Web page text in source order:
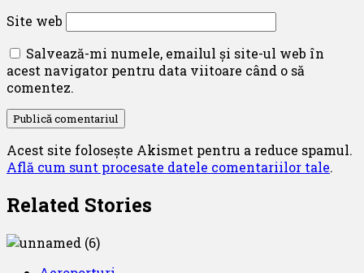
Site web
Salvează-mi numele, emailul și site-ul web în
acest navigator pentru data viitoare când o să
comentez.
Acest site folosește Akismet pentru a reduce spamul.
Află cum sunt procesate datele comentariilor tale.
Related Stories